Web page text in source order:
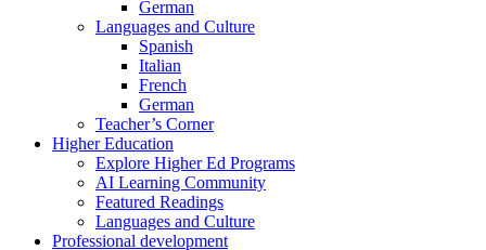
German
Languages and Culture
Spanish
Italian
French
German
Teacher’s Corner
Higher Education
Explore Higher Ed Programs
AI Learning Community
Featured Readings
Languages and Culture
Professional development